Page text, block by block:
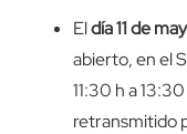
Eldía11 de
abierto, en el
11:30 h a
retransmitido